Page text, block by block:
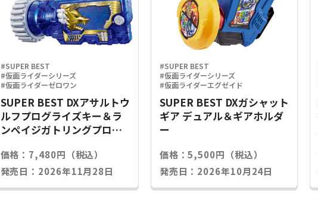
#SUPER BEST
#仮面ライダーシリーズ
#仮面ライダーゼロワン
SUPER BEST DXアサルトウ
ルフプログライズキー＆ラ
ンペイジガトリングプログ
価格：7,480円（税込）
発売日：2026年11月28日
#SUPER BEST
#仮面ライダーシリーズ
#仮面ライダーエグゼイド
SUPER BEST DXガシャット
ギア デュアル＆ギアホルダ
ー
価格：5,500円（税込）
発売日：2026年10月24日